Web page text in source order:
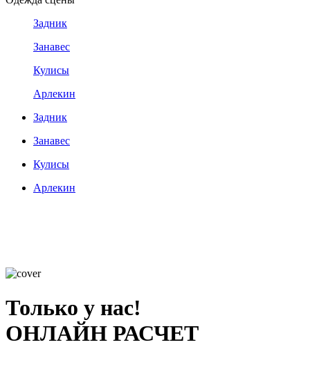
Задник
Занавес
Кулисы
Арлекин
Задник
Занавес
Кулисы
Арлекин
Только у нас!
ОНЛАЙН РАСЧЕТ